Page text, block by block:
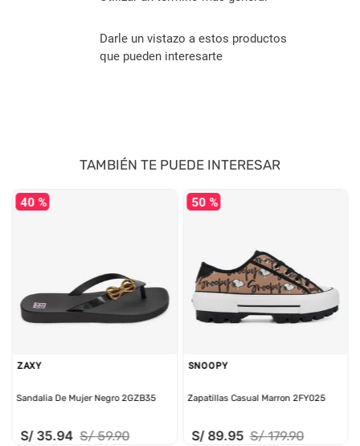
Darle un vistazo a estos productos
que pueden interesarte
TAMBIÉN TE PUEDE INTERESAR
40 %
ZAXY
Sandalia De Mujer Negro 2GZB35
S/ 35.94 S/ 59.90
50 %
SNOOPY
Zapatillas Casual Marron 2FY025
S/ 89.95 S/ 179.90